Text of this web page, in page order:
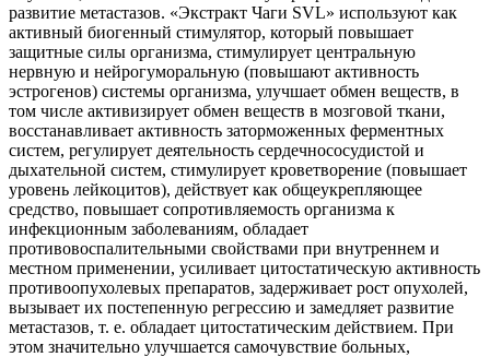
развитие метастазов. «Экстракт Чаги SVL» используют как
активный биогенный стимулятор, который повышает
защитные силы организма, стимулирует центральную
нервную и нейрогуморальную (повышают активность
эстрогенов) системы организма, улучшает обмен веществ, в
том числе активизирует обмен веществ в мозговой ткани,
восстанавливает активность заторможенных ферментных
систем, регулирует деятельность сердечнососудистой и
дыхательной систем, стимулирует кроветворение (повышает
уровень лейкоцитов), действует как общеукрепляющее
средство, повышает сопротивляемость организма к
инфекционным заболеваниям, обладает
противовоспалительными свойствами при внутреннем и
местном применении, усиливает цитостатическую активность
противоопухолевых препаратов, задерживает рост опухолей,
вызывает их постепенную регрессию и замедляет развитие
метастазов, т. е. обладает цитостатическим действием. При
этом значительно улучшается самочувствие больных,